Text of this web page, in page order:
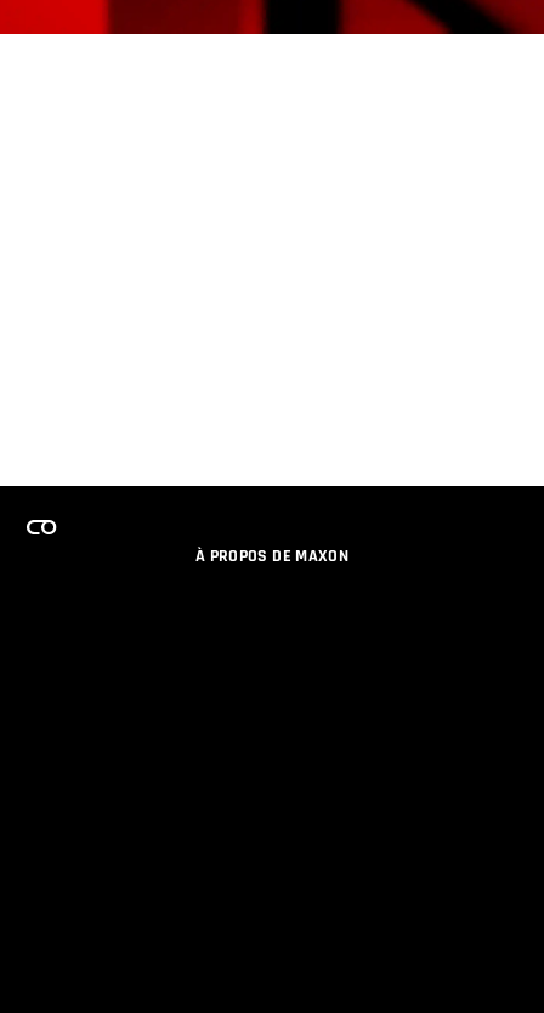
À PROPOS DE MAXON